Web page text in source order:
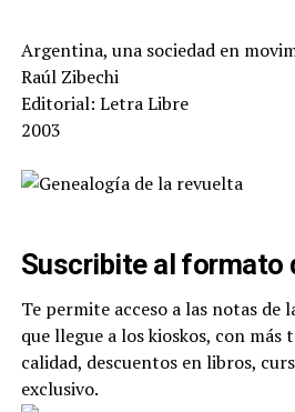
Argentina, una sociedad en
Raúl Zibechi
Editorial: Letra Libre
2003
Suscribite al formato
Te permite acceso a las notas de
que llegue a los kioskos, con
calidad, descuentos en libros,
exclusivo.